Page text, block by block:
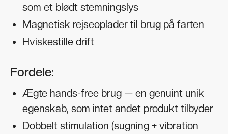
som et blødt stemningslys
Magnetisk rejseoplader til brug på farten
Hviskestille drift
Fordele:
Ægte hands-free brug — en genuint unik
egenskab, som intet andet produkt tilbyder
Dobbelt stimulation (sugning + vibration